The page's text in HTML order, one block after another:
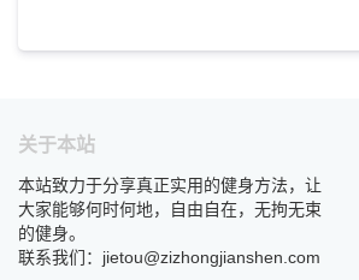
关于本站
本站致力于分享真正实用的健身方法，让
大家能够何时何地，自由自在，无拘无束
的健身。
联系我们：jietou@zizhongjianshen.com